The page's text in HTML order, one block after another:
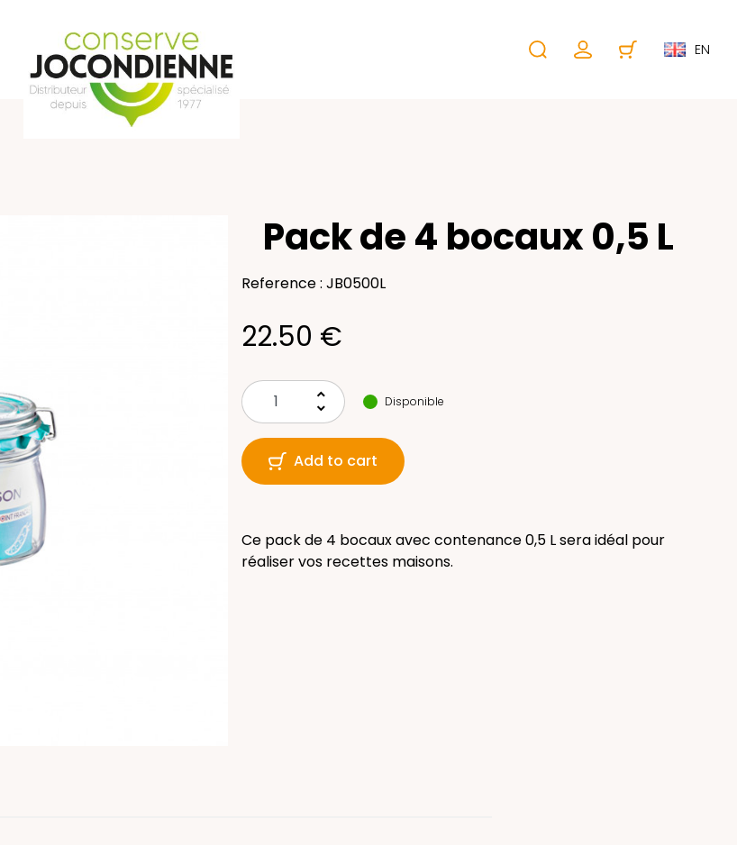
IDÉES CADEAUX EN
Pack de 4 bocaux 0,5 L
Reference : JB0500L
22.50 €
keyboard_arrow_up
keyboard_arrow_down
Disponible
Add to cart
Ce pack de 4 bocaux avec contenance 0,5 L sera idéal pour
réaliser vos recettes maisons.